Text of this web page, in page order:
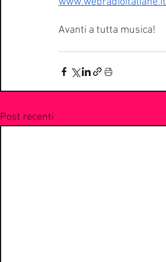
Avanti a tutta musica!
Post recenti